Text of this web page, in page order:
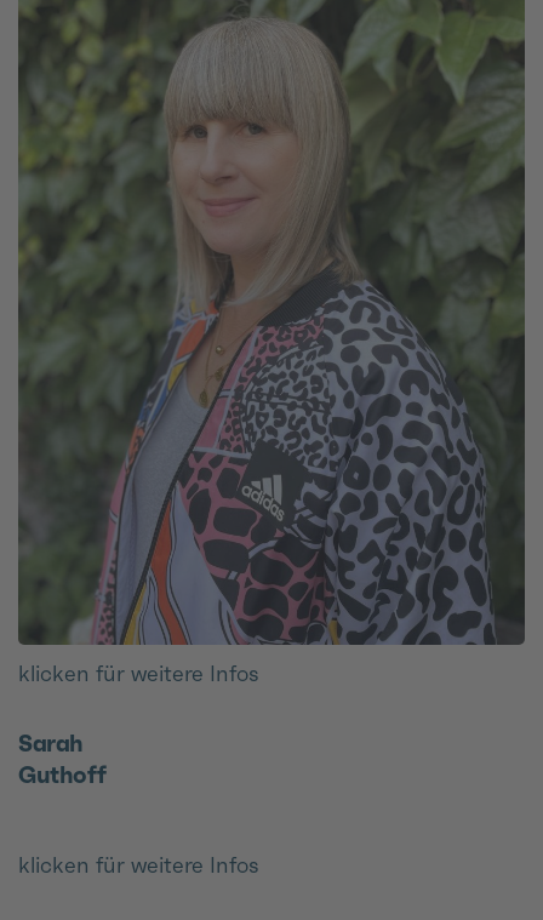
klicken für weitere Infos
Sarah
Guthoff
klicken für weitere Infos